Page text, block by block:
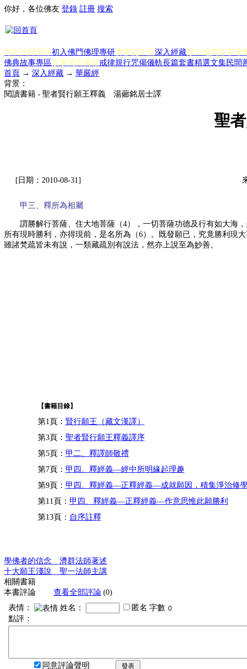
你好，各位佛友 登錄 註冊 搜索
知名法師著作初入佛門佛理專研佛教徒生活深入經藏淨土經典淨宗專
佛典故事專區故事寓言書籍戒律規行咒偈儀軌長篇套書精選文集民間
首頁 → 深入經藏 → 華嚴經
背景：
閱讀書籍 - 聖者賢行願王釋義 湯薌銘居士譯
聖
[日期：2010-08-31]
甲三、釋所為相屬
謂勝解行菩薩、住大地菩薩（4），一切菩薩功德及行有如大海
所有現時勝利，亦得現前，是名所為（6）。既發願已，究竟勝利現
雖諸梵疏皆未有說，一類藏疏別有說法，然亦上說至為妙善。
【書籍目錄】
第1頁： 賢行願王（藏文漢譯）
第3頁： 聖者賢行願王釋義譯序
第5頁： 甲二、釋譯師敬禮
第7頁： 甲四、釋經義—經中所明緣起理趣
第9頁： 甲四、釋經義—正釋經義—成就願因，積集淨治修
第11頁： 甲四、釋經義—正釋經義—作意思惟此願勝利
第13頁： 自序註釋
學佛者的信念 濟群法師著述
十大願王淺說 聖一法師主講
相關書籍
本書評論
查看全部評論 (0)
表情：
姓名： 匿名 字數
點評：
同意評論聲明 發表